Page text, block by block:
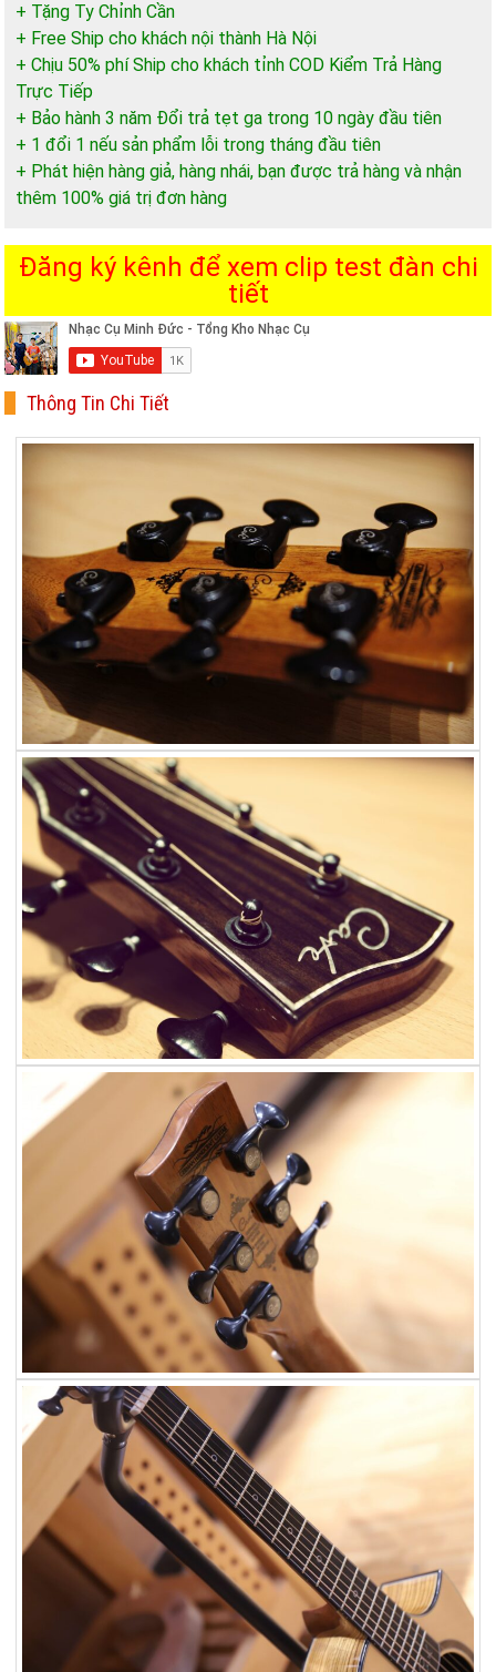
+ Tặng Ty Chỉnh Cần
+ Free Ship cho khách nội thành Hà Nội
+ Chịu 50% phí Ship cho khách tỉnh COD Kiểm Trả Hàng
Trực Tiếp
+ Bảo hành 3 năm Đổi trả tẹt ga trong 10 ngày đầu tiên
+ 1 đổi 1 nếu sản phẩm lỗi trong tháng đầu tiên
+ Phát hiện hàng giả, hàng nhái, bạn được trả hàng và nhận
thêm 100% giá trị đơn hàng
Đăng ký kênh để xem clip test đàn chi
tiết
Thông Tin Chi Tiết